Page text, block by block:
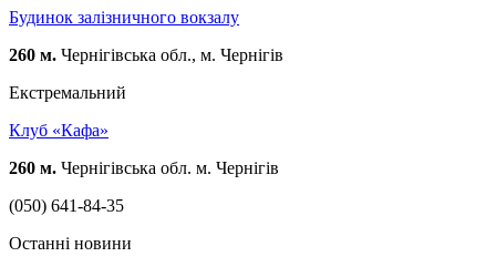
Будинок залізничного вокзалу
260 м. Чернігівська обл., м. Чернігів
Екстремальний
Клуб «Кафа»
260 м. Чернігівська обл. м. Чернігів
(050) 641-84-35
Останні новини